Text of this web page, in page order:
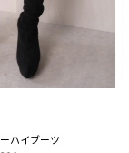
ハイブーツ